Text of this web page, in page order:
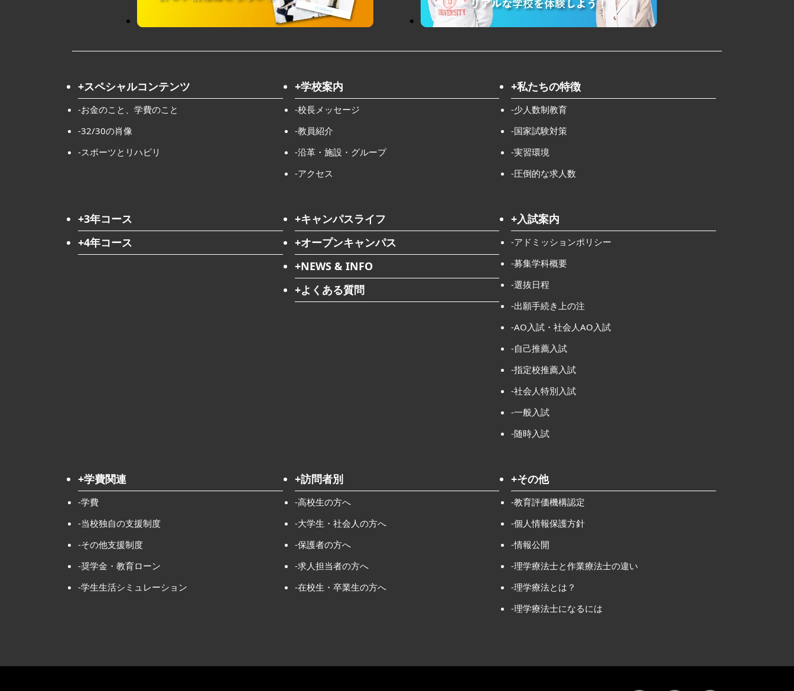
+スペシャルコンテンツ
-お金のこと、学費のこと
-32/30の肖像
-スポーツとリハビリ
+学校案内
-校長メッセージ
-教員紹介
-沿革・施設・グループ
-アクセス
+私たちの特徴
-少人数制教育
-国家試験対策
-実習環境
-圧倒的な求人数
+3年コース
+4年コース
+キャンパスライフ
+オープンキャンパス
+NEWS & INFO
+よくある質問
+入試案内
-アドミッションポリシー
-募集学科概要
-選抜日程
-出願手続き上の注
-AO入試・社会人AO入試
-自己推薦入試
-指定校推薦入試
-社会人特別入試
-一般入試
-随時入試
+学費関連
-学費
-当校独自の支援制度
-その他支援制度
-奨学金・教育ローン
-学生生活シミュレーション
+訪問者別
-高校生の方へ
-大学生・社会人の方へ
-保護者の方へ
-求人担当者の方へ
-在校生・卒業生の方へ
+その他
-教育評価機構認定
-個人情報保護方針
-情報公開
-理学療法士と作業療法士の違い
-理学療法とは？
-理学療法士になるには